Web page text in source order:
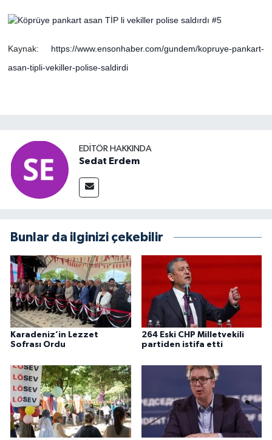
Kaynak: https://www.ensonhaber.com/gundem/kopruye-pankart-
asan-tipli-vekiller-polise-saldirdi
EDITÖR HAKKINDA
Sedat Erdem
Bunlar da ilginizi çekebilir
Karadeniz’in Lezzet
Sofrası Ordu
264 Eski CHP Milletvekili
partiden istifa etti